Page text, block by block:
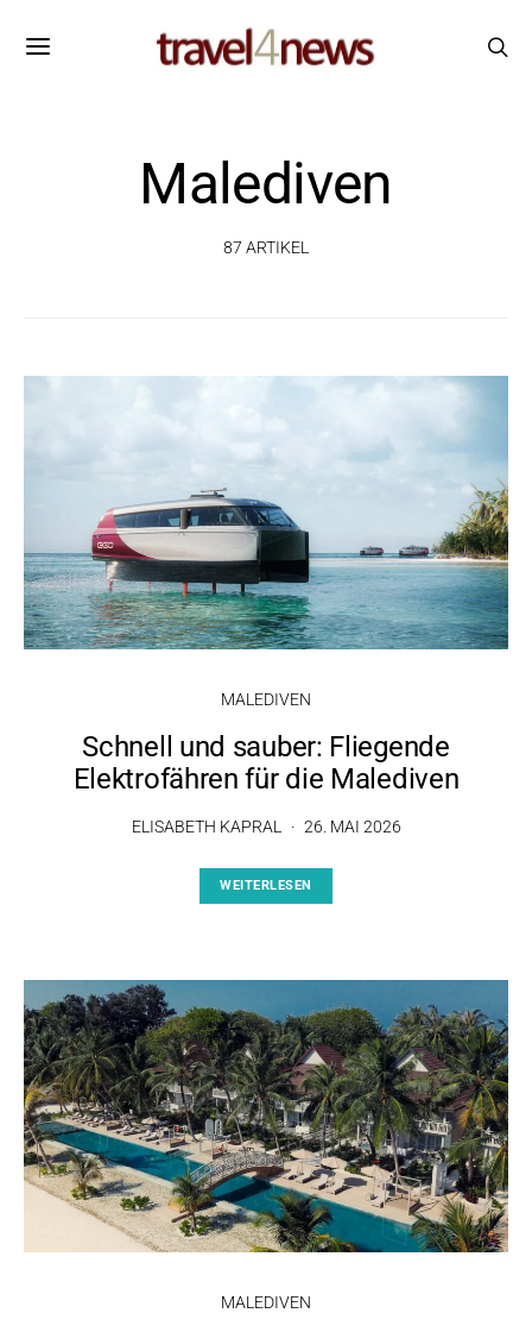
Malediven
87 ARTIKEL
MALEDIVEN
Schnell und sauber: Fliegende
Elektrofähren für die Malediven
ELISABETH KAPRAL 26. MAI 2026
WEITERLESEN
MALEDIVEN